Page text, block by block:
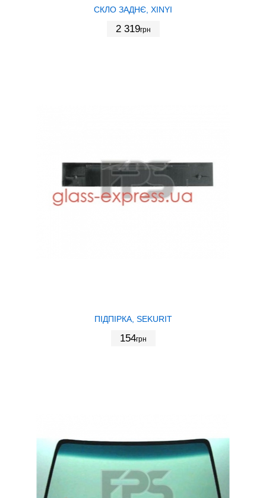
СКЛО ЗАДНЄ, XINYI
2 319грн
ПІДПІРКА, SEKURIT
154грн